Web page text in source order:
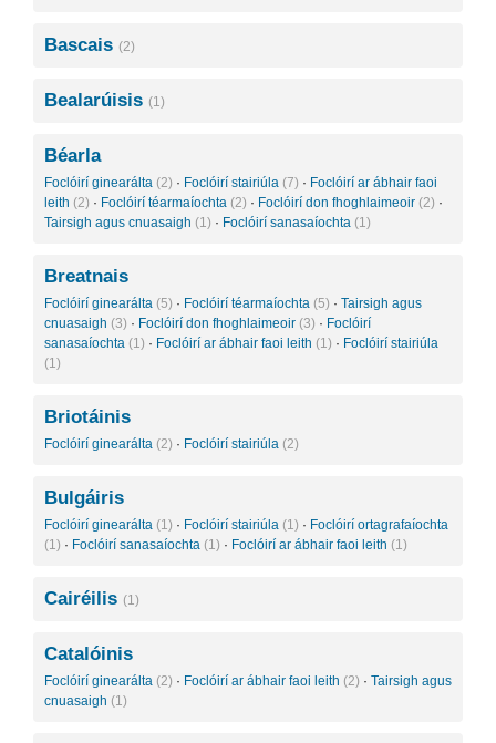
Bascais (2)
Bealarúisis (1)
Béarla
Foclóirí ginearálta (2) · Foclóirí stairiúla (7) · Foclóirí ar ábhair faoi
leith (2) · Foclóirí téarmaíochta (2) · Foclóirí don fhoghlaimeoir (2) ·
Tairsigh agus cnuasaigh (1) · Foclóirí sanasaíochta (1)
Breatnais
Foclóirí ginearálta (5) · Foclóirí téarmaíochta (5) · Tairsigh agus
cnuasaigh (3) · Foclóirí don fhoghlaimeoir (3) · Foclóirí
sanasaíochta (1) · Foclóirí ar ábhair faoi leith (1) · Foclóirí stairiúla
(1)
Briotáinis
Foclóirí ginearálta (2) · Foclóirí stairiúla (2)
Bulgáiris
Foclóirí ginearálta (1) · Foclóirí stairiúla (1) · Foclóirí ortagrafaíochta
(1) · Foclóirí sanasaíochta (1) · Foclóirí ar ábhair faoi leith (1)
Cairéilis (1)
Catalóinis
Foclóirí ginearálta (2) · Foclóirí ar ábhair faoi leith (2) · Tairsigh agus
cnuasaigh (1)